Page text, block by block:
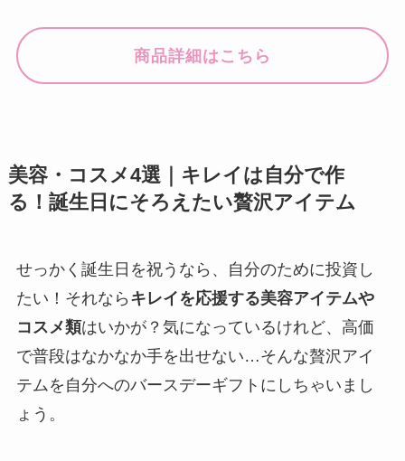
商品詳細はこちら
美容・コスメ4選｜キレイは自分で作
る！誕生日にそろえたい贅沢アイテム
せっかく誕生日を祝うなら、自分のために投資し
たい！それなら キレイを応援する美容アイテムや
コスメ類はいかが？気になっているけれど、高価
で普段はなかなか手を出せない…そんな贅沢アイ
テムを自分へのバースデーギフトにしちゃいまし
ょう。